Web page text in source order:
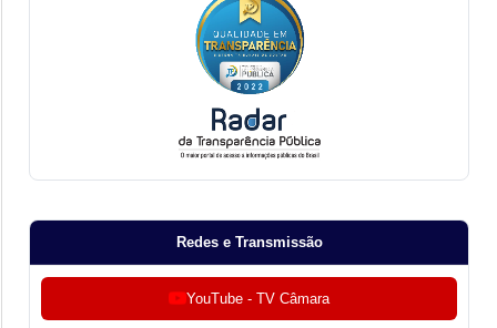
Redes e Transmissão
YouTube - TV Câmara